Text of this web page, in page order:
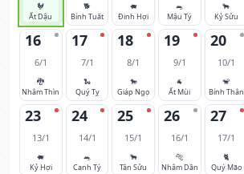
🐓
Ất Dậu
🐕
Bính Tuất
🐖
Đinh Hợi
🐀
Mậu Tý
🐂
Kỷ Sửu
16
6/1
🐉
Nhâm Thìn
17
7/1
🐍
Quý Tỵ
18
8/1
🐎
Giáp Ngọ
19
9/1
🐐
Ất Mùi
20
10/1
🐒
Bính Thân
23
13/1
🐖
Kỷ Hợi
24
14/1
🐀
Canh Tý
25
15/1
🐂
Tân Sửu
26
16/1
🐅
Nhâm Dần
27
17/1
🐈
Quý Mão